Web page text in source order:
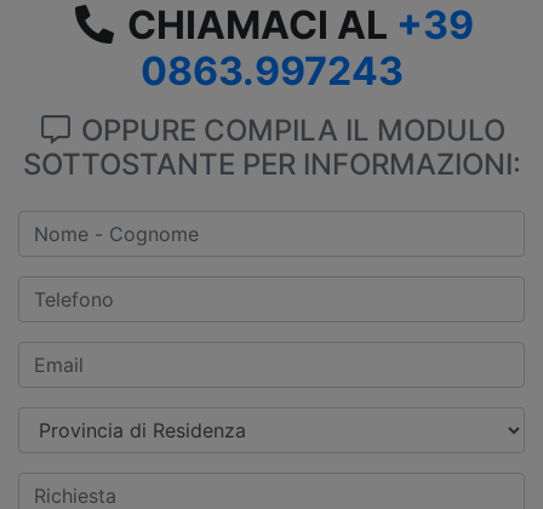
CHIAMACI AL +39
0863.997243
OPPURE COMPILA IL MODULO
SOTTOSTANTE PER INFORMAZIONI: